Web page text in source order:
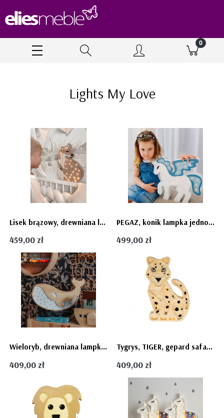
Lights My Love
Lisek brązowy, drewniana lampka Lis Lights My Love lampa dziecięca
459,00 zł
PEGAZ, konik lampka jednorożec drewniana Lights My Love
499,00 zł
Wieloryb, drewniana lampka dziecięca Lights My Love
409,00 zł
Tygrys, TIGER, gepard safari, lampa Lights My Love
409,00 zł